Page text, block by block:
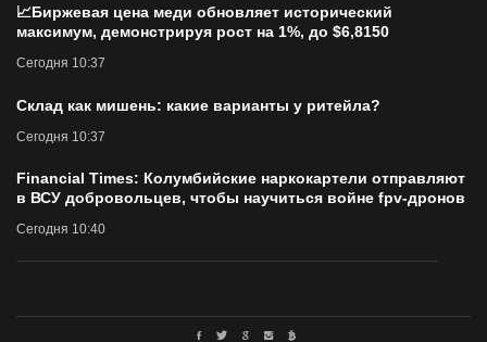
📈Биржевая цена меди обновляет исторический
максимум, демонстрируя рост на 1%, до $6,8150
Сегодня 10:37
Склад как мишень: какие варианты у ритейла?
Сегодня 10:37
Financial Times: Колумбийские наркокартели отправляют
в ВСУ добровольцев, чтобы научиться войне fpv-дронов
Сегодня 10:40